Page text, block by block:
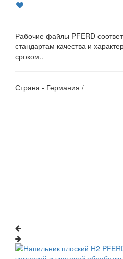
Рабочие файлы PFERD
стандартам качества и
сроком..
Страна - Германия /